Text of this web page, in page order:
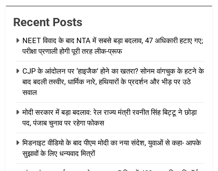
Recent Posts
NEET विवाद के बाद NTA में सबसे बड़ा बदलाव, 47 अधिकारी हटाए गए;
परीक्षा प्रणाली होगी पूरी तरह लीक-प्रूफ
CJP के आंदोलन पर ‘हाइजैक’ होने का खतरा? सोनम वांगचुक के हटने के
बाद बदली तस्वीर, धार्मिक नारे, हथियारों के प्रदर्शन और भीड़ पर उठे
सवाल
मोदी सरकार में बड़ा बदलाव: रेल राज्य मंत्री रवनीत सिंह बिट्टू ने छोड़ा
पद, पंजाब चुनाव पर रहेगा फोकस
मिडनाइट वीडियो के बाद पीएम मोदी का नया संदेश, युवाओं से कहा- आपके
सुझावों के लिए धन्यवाद मित्रों